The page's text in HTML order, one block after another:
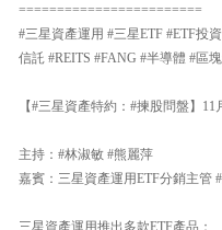
========================
#三星資產運用 #三星ETF #ETF投
信託 #REITS #FANG #半導體 #區
【#三星資產特約：#揀股問盤】
主持：#林淑敏 #熊麗萍
嘉賓：三星資產運用ETF分銷主管
三星資產運用推出多款ETF產品：